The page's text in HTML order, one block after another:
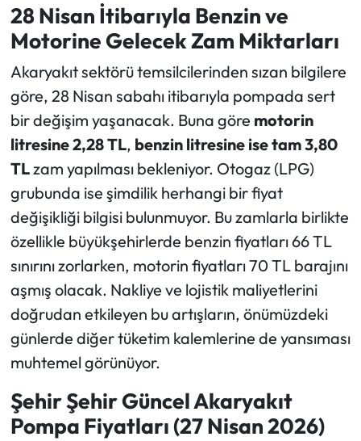
28 Nisan İtibarıyla Benzin ve
Motorine Gelecek Zam Miktarları
Akaryakıt sektörü temsilcilerinden sızan bilgilere
göre, 28 Nisan sabahı itibarıyla pompada sert
bir değişim yaşanacak. Buna göre motorin
litresine 2,28 TL, benzin litresine ise tam 3,80
TLzam yapılması bekleniyor. Otogaz (LPG)
grubunda ise şimdilik herhangi bir fiyat
değişikliği bilgisi bulunmuyor. Bu zamlarla birlikte
özellikle büyükşehirlerde benzin fiyatları 66 TL
sınırını zorlarken, motorin fiyatları 70 TL barajını
aşmış olacak. Nakliye ve lojistik maliyetlerini
doğrudan etkileyen bu artışların, önümüzdeki
günlerde diğer tüketim kalemlerine de yansıması
muhtemel görünüyor.
Şehir Şehir Güncel Akaryakıt
Pompa Fiyatları (27 Nisan 2026)